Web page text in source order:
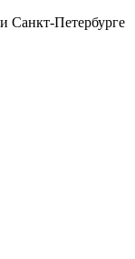
Санкт-Петербурге